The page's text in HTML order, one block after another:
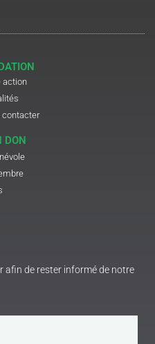
action
contacter
DON
afin de rester informé de notre